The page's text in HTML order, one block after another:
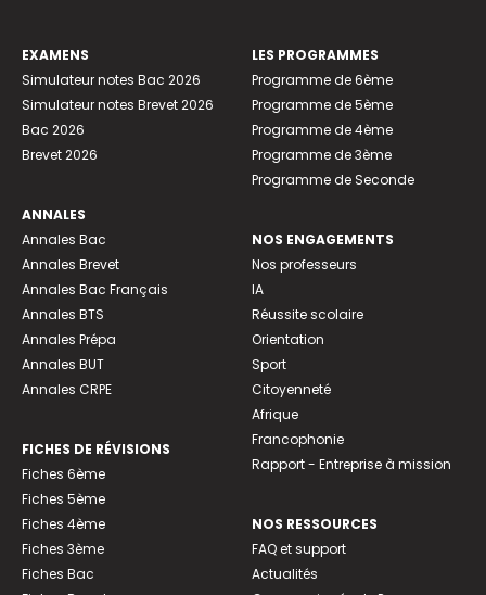
EXAMENS
Simulateur notes Bac 2026
Simulateur notes Brevet 2026
Bac 2026
Brevet 2026
ANNALES
Annales Bac
Annales Brevet
Annales Bac Français
Annales BTS
Annales Prépa
Annales BUT
Annales CRPE
FICHES DE RÉVISIONS
Fiches 6ème
Fiches 5ème
Fiches 4ème
Fiches 3ème
Fiches Bac
LES PROGRAMMES
Programme de 6ème
Programme de 5ème
Programme de 4ème
Programme de 3ème
Programme de Seconde
NOS ENGAGEMENTS
Nos professeurs
IA
Réussite scolaire
Orientation
Sport
Citoyenneté
Afrique
Francophonie
Rapport - Entreprise à mission
NOS RESSOURCES
FAQ et support
Actualités